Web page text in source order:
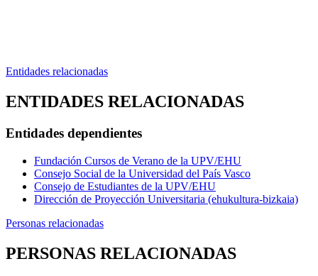
Entidades relacionadas
ENTIDADES RELACIONADAS
Entidades dependientes
Fundación Cursos de Verano de la UPV/EHU
Consejo Social de la Universidad del País Vasco
Consejo de Estudiantes de la UPV/EHU
Dirección de Proyección Universitaria (ehukultura-bizkaia)
Personas relacionadas
PERSONAS RELACIONADAS